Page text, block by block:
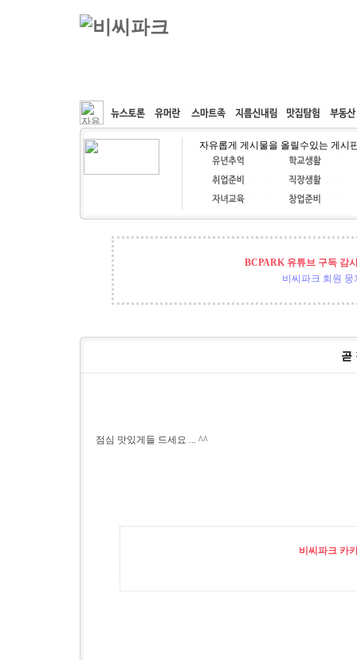
커뮤니티 속도패치 웹호스팅 공동구매
자유롭게 게시물을 올릴수있는 게시
BCPARK 유튜브 구독 감
비씨파크 회원 뭉
곧
점심 맛있게들 드세요 ... ^^
비씨파크 카